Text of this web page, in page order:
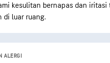
kesulitan bernapas dan
di luar ruang.
ALERGI